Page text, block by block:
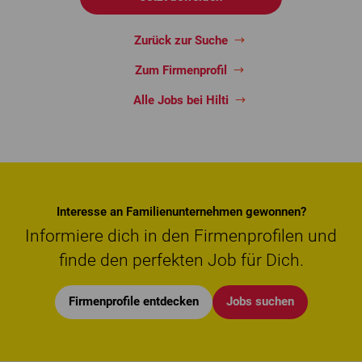
Zurück zur Suche
Zum Firmenprofil
Alle Jobs bei Hilti
Interesse an Familienunternehmen gewonnen?
Informiere dich in den Firmenprofilen und
finde den perfekten Job für Dich.
Firmenprofile entdecken Jobs suchen